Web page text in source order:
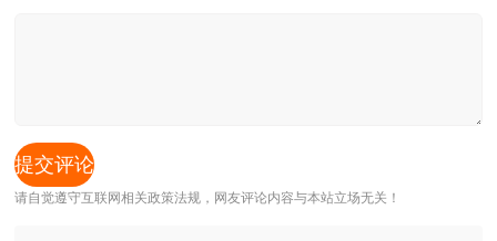
请自觉遵守互联网相关政策法规，网友评论内容与本站立场无关！